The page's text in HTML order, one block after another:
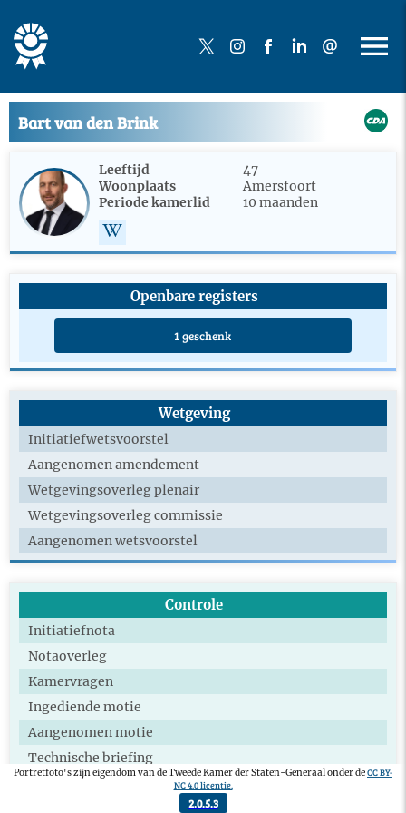
Bart van den Brink
Leeftijd
47
Woonplaats
Amersfoort
Periode kamerlid
10 maanden
Openbare registers
1 geschenk
Wetgeving
Initiatiefwetsvoorstel
Aangenomen amendement
Wetgevingsoverleg plenair
Wetgevingsoverleg commissie
Aangenomen wetsvoorstel
Controle
Initiatiefnota
Notaoverleg
Kamervragen
Ingediende motie
Aangenomen motie
Technische briefing
Extra commissie
Deelname parlementair onderzoek
Portretfoto's zijn eigendom van de Tweede Kamer der Staten-Generaal onder deCC BY-
NC 4.0 licentie.
2.0.5.3